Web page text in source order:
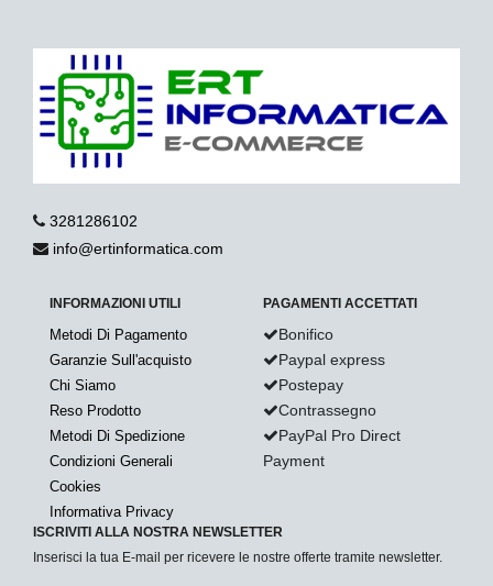
3281286102
info@ertinformatica.com
INFORMAZIONI UTILI
Metodi Di Pagamento
Garanzie Sull'acquisto
Chi Siamo
Reso Prodotto
Metodi Di Spedizione
Condizioni Generali
Cookies
Informativa Privacy
PAGAMENTI ACCETTATI
Bonifico
Paypal express
Postepay
Contrassegno
PayPal Pro Direct
Payment
ISCRIVITI ALLA NOSTRA NEWSLETTER
Inserisci la tua E-mail per ricevere le nostre offerte tramite newsletter.